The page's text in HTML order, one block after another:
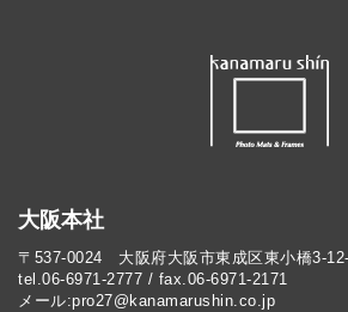
大阪本社
〒537-0024 大阪府大阪市東成区東小橋3-
tel.06-6971-2777 / fax.06-6971-2171
メール:pro27@kanamarushin.co.jp​